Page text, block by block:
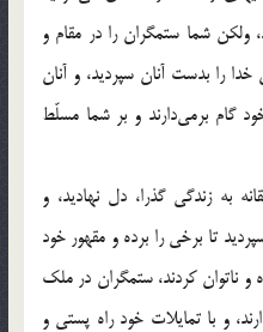
ولکن شما ستمگران را در مقام و
را بدست آنان سپردید، و آنان
گام برمی‌دارند و بر شما مسلّط
به زندگی گذرا، دل نهادید، و
تا برخی را برده و مقهور خود
و ناتوان کردند، ستمگران در ملک
و با تمایلات خود راه پستی و